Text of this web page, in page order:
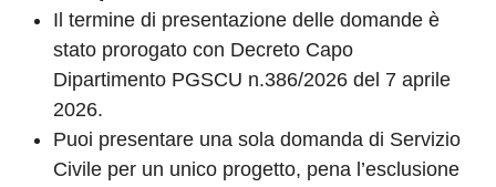
Il termine di presentazione delle domande è
stato prorogato con Decreto Capo
Dipartimento PGSCU n.386/2026 del 7 aprile
2026.
Puoi presentare una sola domanda di Servizio
Civile per un unico progetto, pena l’esclusione